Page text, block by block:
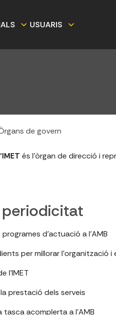
USUARIS
de govern
és l'òrgan de direcció i
d'actuació a l'AMB
per millorar l'organització i
l'IMET
prestació dels serveis
tasca acomplerta a l'AMB